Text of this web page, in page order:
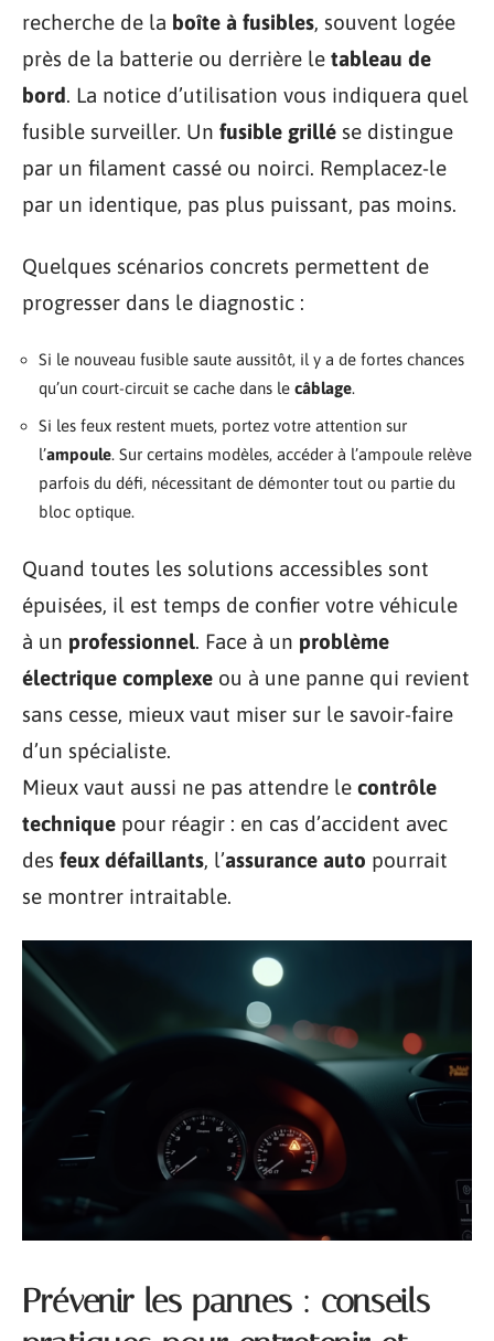
recherche de la boîte à fusibles, souvent logée
près de la batterie ou derrière le tableau de
bord. La notice d’utilisation vous indiquera quel
fusible surveiller. Un fusible grillé se distingue
par un filament cassé ou noirci. Remplacez-le
par un identique, pas plus puissant, pas moins.
Quelques scénarios concrets permettent de
progresser dans le diagnostic :
Si le nouveau fusible saute aussitôt, il y a de fortes chances
qu’un court-circuit se cache dans le câblage.
Si les feux restent muets, portez votre attention sur
l’ampoule. Sur certains modèles, accéder à l’ampoule relève
parfois du défi, nécessitant de démonter tout ou partie du
bloc optique.
Quand toutes les solutions accessibles sont
épuisées, il est temps de confier votre véhicule
à un professionnel. Face à un problème
électrique complexe ou à une panne qui revient
sans cesse, mieux vaut miser sur le savoir-faire
d’un spécialiste.
Mieux vaut aussi ne pas attendre le contrôle
technique pour réagir : en cas d’accident avec
des feux défaillants, l’assurance auto pourrait
se montrer intraitable.
Prévenir les pannes : conseils